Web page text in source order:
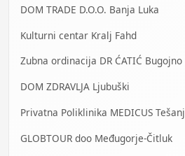
DOM TRADE D.O.O. Banja Luka
Kulturni centar Kralj Fahd
Zubna ordinacija DR ĆATIĆ Bugojno
DOM ZDRAVLJA Ljubuški
Privatna Poliklinika MEDICUS Tešanj
GLOBTOUR doo Međugorje-Čitluk